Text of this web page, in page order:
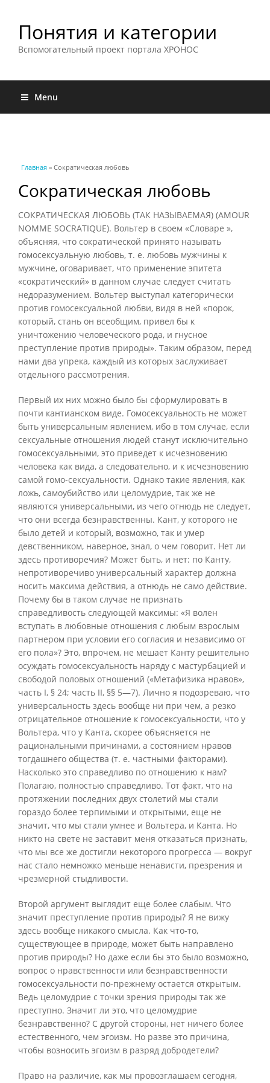
Понятия и категории
Вспомогательный проект портала ХРОНОС
Menu
Вы здесь
Главная » Сократическая любовь
Сократическая любовь
СОКРАТИЧЕСКАЯ ЛЮБОВЬ (ТАК НАЗЫВАЕМАЯ) (AMOUR
NOMME SOCRATIQUE). Вольтер в своем «Словаре »,
объясняя, что сократической принято называть
гомосексуальную любовь, т. е. любовь мужчины к
мужчине, оговаривает, что применение эпитета
«сократический» в данном случае следует считать
недоразумением. Вольтер выступал категорически
против гомосексуальной любви, видя в ней «порок,
который, стань он всеобщим, привел бы к
уничтожению человеческого рода, и гнусное
преступление против природы». Таким образом, перед
нами два упрека, каждый из которых заслуживает
отдельного рассмотрения.
Первый их них можно было бы сформулировать в
почти кантианском виде. Гомосексуальность не может
быть универсальным явлением, ибо в том случае, если
сексуальные отношения людей станут исключительно
гомосексуальными, это приведет к исчезновению
человека как вида, а следовательно, и к исчезновению
самой гомо-сексуальности. Однако такие явления, как
ложь, самоубийство или целомудрие, так же не
являются универсальными, из чего отнюдь не следует,
что они всегда безнравственны. Кант, у которого не
было детей и который, возможно, так и умер
девственником, наверное, знал, о чем говорит. Нет ли
здесь противоречия? Может быть, и нет: по Канту,
непротиворечиво универсальный характер должна
носить максима действия, а отнюдь не само действие.
Почему бы в таком случае не признать
справедливость следующей максимы: «Я волен
вступать в любовные отношения с любым взрослым
партнером при условии его согласия и независимо от
его пола»? Это, впрочем, не мешает Канту решительно
осуждать гомосексуальность наряду с мастурбацией и
свободой половых отношений («Метафизика нравов»,
часть I, § 24; часть II, §§ 5—7). Лично я подозреваю, что
универсальность здесь вообще ни при чем, а резко
отрицательное отношение к гомосексуальности, что у
Вольтера, что у Канта, скорее объясняется не
рациональными причинами, а состоянием нравов
тогдашнего общества (т. е. частными факторами).
Насколько это справедливо по отношению к нам?
Полагаю, полностью справедливо. Тот факт, что на
протяжении последних двух столетий мы стали
гораздо более терпимыми и открытыми, еще не
значит, что мы стали умнее и Вольтера, и Канта. Но
никто на свете не заставит меня отказаться признать,
что мы все же достигли некоторого прогресса — вокруг
нас стало немножко меньше ненависти, презрения и
чрезмерной стыдливости.
Второй аргумент выглядит еще более слабым. Что
значит преступление против природы? Я не вижу
здесь вообще никакого смысла. Как что-то,
существующее в природе, может быть направлено
против природы? Но даже если бы это было возможно,
вопрос о нравственности или безнравственности
гомосексуальности по-прежнему остается открытым.
Ведь целомудрие с точки зрения природы так же
преступно. Значит ли это, что целомудрие
безнравственно? С другой стороны, нет ничего более
естественного, чем эгоизм. Но разве это причина,
чтобы возносить эгоизм в разряд добродетели?
Право на различие, как мы провозглашаем сегодня,